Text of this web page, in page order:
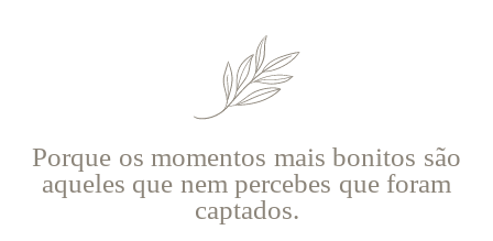
Porque os momentos mais bonitos são
aqueles que nem percebes que foram
captados.